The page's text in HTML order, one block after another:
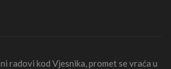
radovi kod Vjesnika, promet se vraća u